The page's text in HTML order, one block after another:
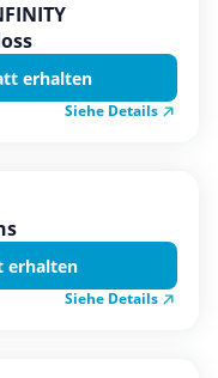
erhalten
Siehe Details
erhalten
Siehe Details